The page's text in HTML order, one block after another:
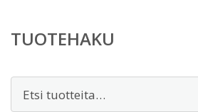
TUOTEHAKU